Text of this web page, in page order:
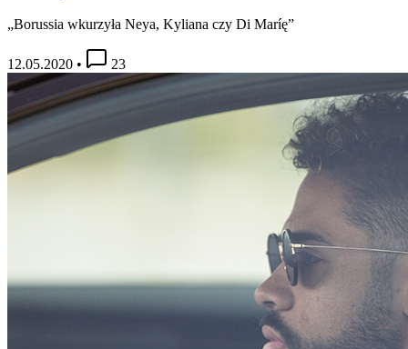
„Borussia wkurzyła Neya, Kyliana czy Di Maríę”
12.05.2020 • 23